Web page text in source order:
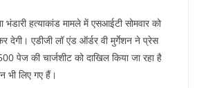
a
m
dI
n
भंडारी हत्याकांड मामले में एसआईटी सोमवार को
देगी। एडीजी लॉ एंड ऑर्डर वी मुर्गेशन ने प्रेस
500 पेज की चार्जशीट को दाखिल किया जा रहा है
भी लिए गए हैं।